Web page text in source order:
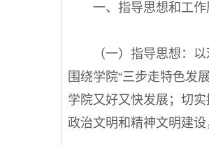
一、指导思想和工作
（一）指导思想：以邓
围绕学院“三步走特色发
学院又好又快发展；切
政治文明和精神文明建